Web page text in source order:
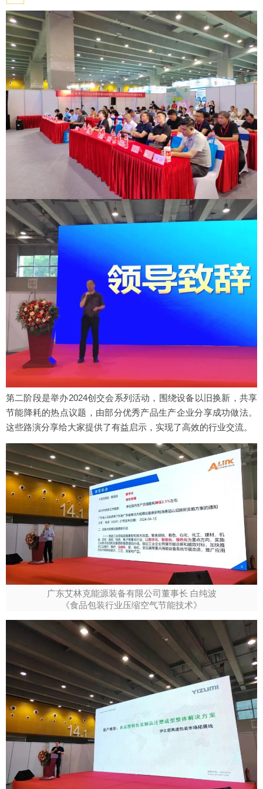
第二阶段是举办2024创交会系列活动，围绕设备以旧换新，共享
节能降耗的热点议题，由部分优秀产品生产企业分享成功做法。
这些路演分享给大家提供了有益启示，实现了高效的行业交流。
广东艾林克能源装备有限公司董事长 白纯波
《食品包装行业压缩空气节能技术》